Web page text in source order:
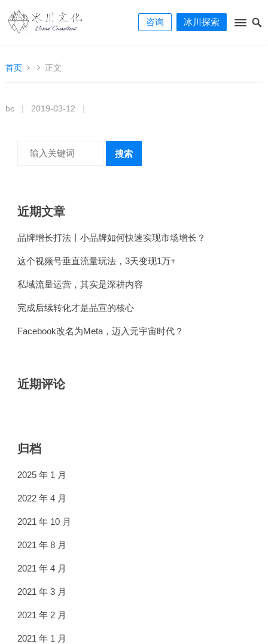
咨询 冰川探索
首页 正文
bc 2019-03-12
搜索
近期文章
品牌增长打法丨小品牌如何快速实现市场增长？
这个视频号垂直流量玩法，3天变现1万+​
私域流量运营，其实是深耕内容
完成后续转化才是品宣的核心
Facebook改名为Meta，迈入元宇宙时代？
近期评论
归档
2025 年 1 月
2022 年 4 月
2021 年 10 月
2021 年 8 月
2021 年 4 月
2021 年 3 月
2021 年 2 月
2021 年 1 月